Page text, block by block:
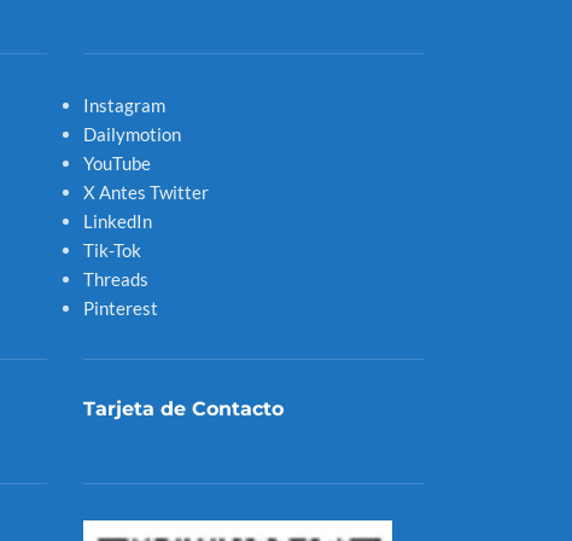
Instagram
Dailymotion
YouTube
X Antes Twitter
LinkedIn
Tik-Tok
Threads
Pinterest
Tarjeta de Contacto